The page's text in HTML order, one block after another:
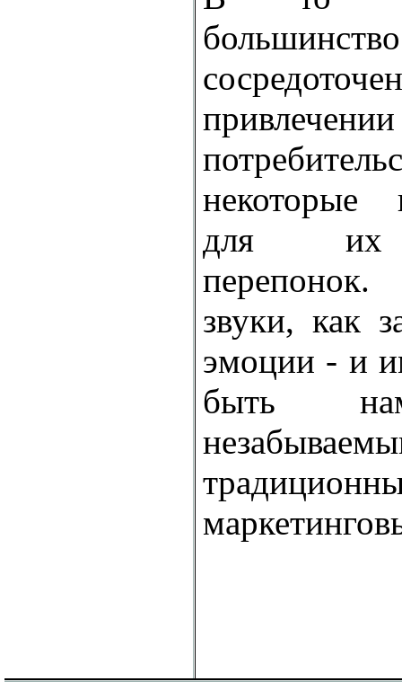
привлечении
некоторые
для их
звуки, как
эмоции - и
быть